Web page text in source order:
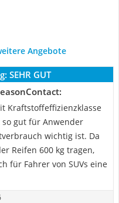
Angebote
SEHR GUT
Kraftstoffeffizienzklasse
gut für Anwender
wichtig ist. Da
Reifen 600 kg tragen,
für Fahrer von SUVs eine